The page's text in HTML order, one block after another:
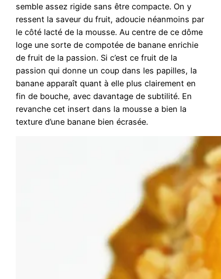
semble assez rigide sans être compacte. On y
ressent la saveur du fruit, adoucie néanmoins par
le côté lacté de la mousse. Au centre de ce dôme
loge une sorte de compotée de banane enrichie
de fruit de la passion. Si c’est ce fruit de la
passion qui donne un coup dans les papilles, la
banane apparaît quant à elle plus clairement en
fin de bouche, avec davantage de subtilité. En
revanche cet insert dans la mousse a bien la
texture d’une banane bien écrasée.